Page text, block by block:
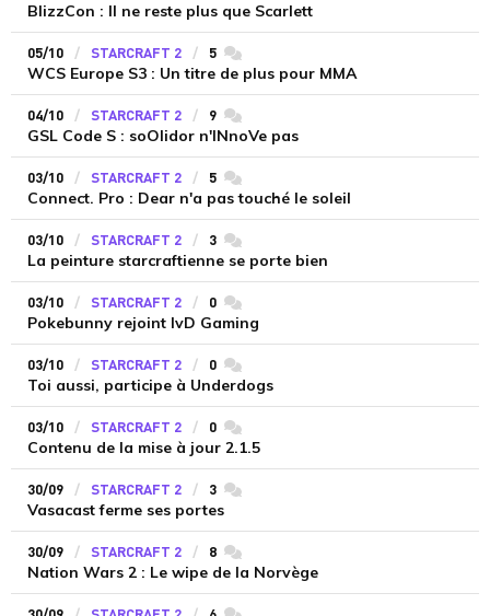
BlizzCon : Il ne reste plus que Scarlett
05/10 STARCRAFT 2 5 commentaires
WCS Europe S3 : Un titre de plus pour MMA
04/10 STARCRAFT 2 9 commentaires
GSL Code S : soOlidor n'INnoVe pas
03/10 STARCRAFT 2 5 commentaires
Connect. Pro : Dear n'a pas touché le soleil
03/10 STARCRAFT 2 3 commentaires
La peinture starcraftienne se porte bien
03/10 STARCRAFT 2 0 commentaires
Pokebunny rejoint IvD Gaming
03/10 STARCRAFT 2 0 commentaires
Toi aussi, participe à Underdogs
03/10 STARCRAFT 2 0 commentaires
Contenu de la mise à jour 2.1.5
30/09 STARCRAFT 2 3 commentaires
Vasacast ferme ses portes
30/09 STARCRAFT 2 8 commentaires
Nation Wars 2 : Le wipe de la Norvège